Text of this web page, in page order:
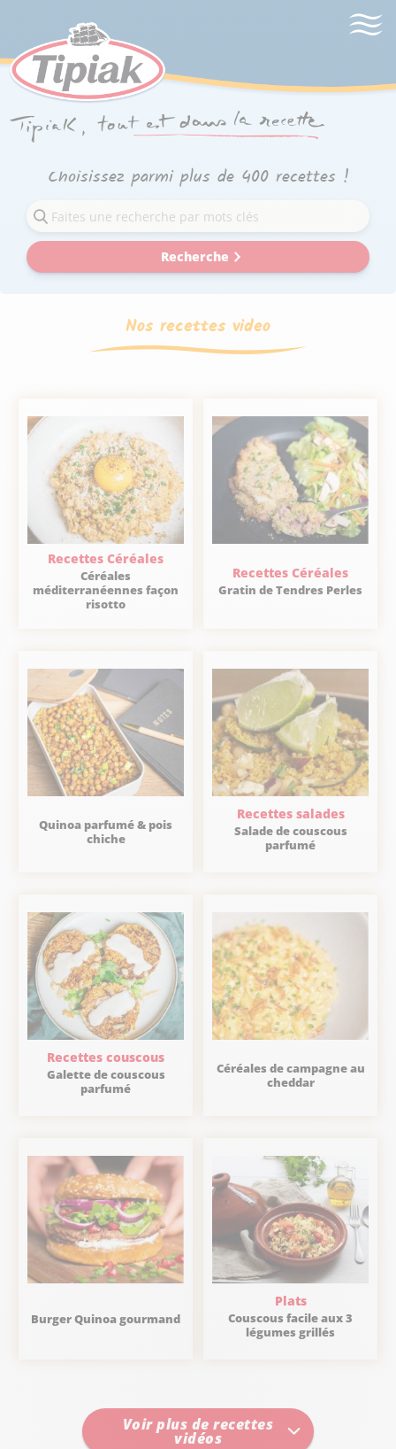
Choisissez parmi plus de 400 recettes !
Recherche
Nos recettes video
Recettes Céréales
Céréales
méditerranéennes façon
risotto
Recettes Céréales
Gratin de Tendres Perles
Quinoa parfumé & pois
chiche
Recettes salades
Salade de couscous
parfumé
Recettes couscous
Galette de couscous
parfumé
Céréales de campagne au
cheddar
Burger Quinoa gourmand
Plats
Couscous facile aux 3
légumes grillés
Voir plus de recettes
vidéos